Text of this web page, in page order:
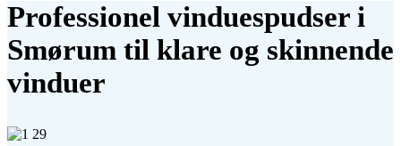
Professionel vinduespudser i
Smørum til klare og skinnende
vinduer